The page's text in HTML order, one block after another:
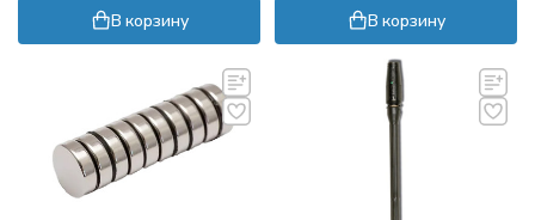
В корзину В корзину